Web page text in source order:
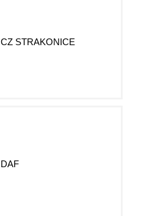
CZ STRAKONICE
DAF